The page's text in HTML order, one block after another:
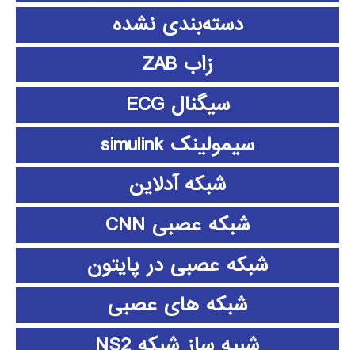
دسته‌بندی نشده
زاب ZAB
سیگنال ECG
سیمولینک simulink
شبکه آدلاین
شبکه عصبی CNN
شبکه عصبی در پایتون
شبکه های عصبی